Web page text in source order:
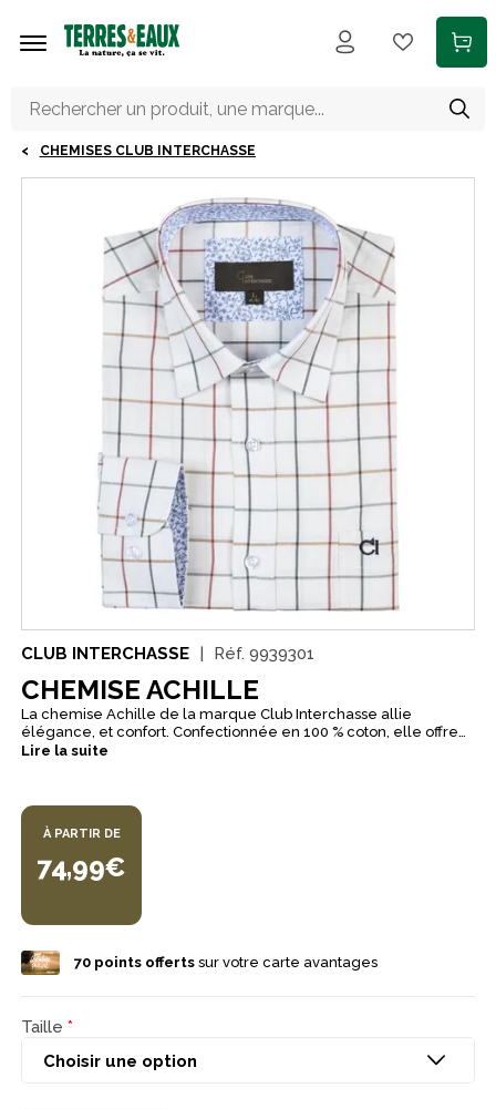
CHEMISES CLUB INTERCHASSE
CLUB INTERCHASSE Réf. 9939301
CHEMISE ACHILLE
La chemise Achille de la marque Club Interchasse allie
élégance, et confort. Confectionnée en 100 % coton, elle offre
un toucher agréable et un excellent confort au quotidien
et poignets en opposition de couleur. Son col boutonné invisible
assure un maintien impeccable tout en restant discret. La
chemise est également dotée d’une poche plaquée pratique
et fonctionnelle.
Lire la suite
À PARTIR DE
74,99€
70points offertssur votre carte avantages
Taille